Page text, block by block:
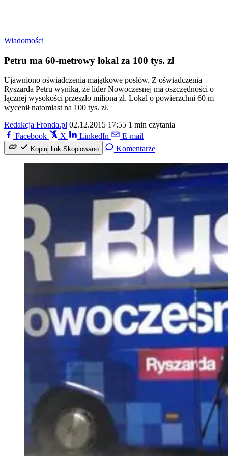
Wiadomości
Petru ma 60-metrowy lokal za 100 tys. zł
Ujawniono oświadczenia majątkowe posłów. Z oświadczenia
Ryszarda Petru wynika, że lider Nowoczesnej ma oszczędności o
łącznej wysokości przeszło miliona zł. Lokal o powierzchni 60 m
wycenił natomiast na 100 tys. zł.
Redakcja Fronda.pl 02.12.2015 17:55 1 min czytania
Facebook
X LinkedIn E-mail
Kopiuj link Skopiowano Komentarze